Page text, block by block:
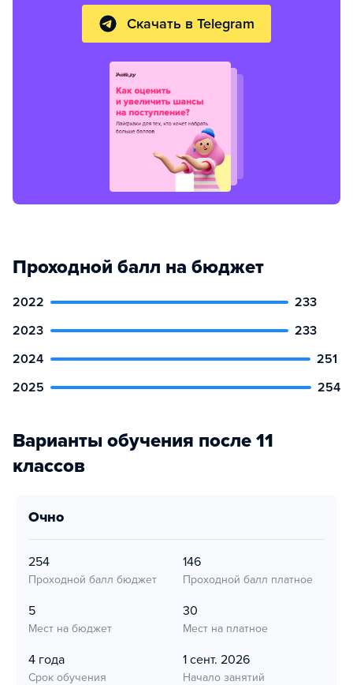
Скачать в Telegram
Проходной балл на бюджет
2022
233
2023
233
2024
251
2025
254
Варианты обучения после 11
классов
очно
254
Проходной балл бюджет
146
Проходной балл платное
5
Мест на бюджет
30
Мест на платное
4 года
Срок обучения
1 сент. 2026
Начало занятий